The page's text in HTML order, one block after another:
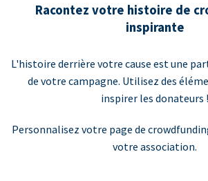
Racontez votre histoire de
inspirante
L'histoire derrière votre cause est une
de votre campagne. Utilisez des
inspirer les donateurs !
Personnalisez votre page de
votre association.